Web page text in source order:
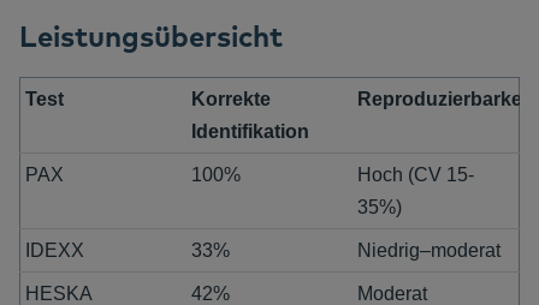
Leistungsübersicht
Test
Korrekte
Identifikation
Reproduzierbarkeit
PAX 100%
Hoch (CV 15-
35%)
IDEXX 33% Niedrig–moderat
HESKA 42% Moderat